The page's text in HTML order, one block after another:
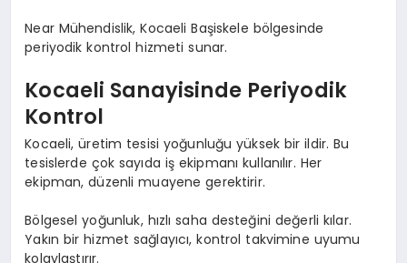
Near Mühendislik, Kocaeli Başiskele bölgesinde
periyodik kontrol hizmeti sunar.
Kocaeli Sanayisinde Periyodik
Kontrol
Kocaeli, üretim tesisi yoğunluğu yüksek bir ildir. Bu
tesislerde çok sayıda iş ekipmanı kullanılır. Her
ekipman, düzenli muayene gerektirir.
Bölgesel yoğunluk, hızlı saha desteğini değerli kılar.
Yakın bir hizmet sağlayıcı, kontrol takvimine uyumu
kolaylaştırır.